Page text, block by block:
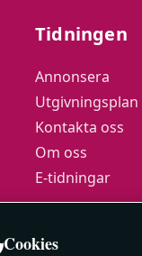
Tidningen
Annonsera
Utgivningsplan
Kontakta oss
Om oss
E-tidningar
Cookies